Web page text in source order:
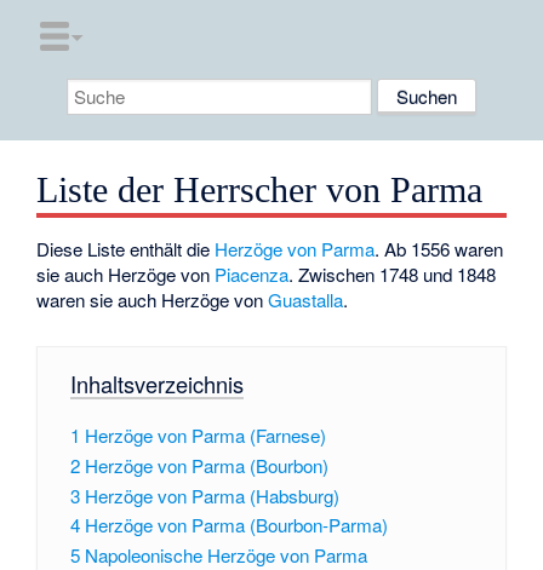
Liste der Herrscher von Parma
Diese Liste enthält die Herzöge von Parma. Ab 1556 waren
sie auch Herzöge von Piacenza. Zwischen 1748 und 1848
waren sie auch Herzöge vonGuastalla.
Inhaltsverzeichnis
1 Herzöge von Parma (Farnese)
2 Herzöge von Parma (Bourbon)
3 Herzöge von Parma (Habsburg)
4 Herzöge von Parma (Bourbon-Parma)
5 Napoleonische Herzöge von Parma